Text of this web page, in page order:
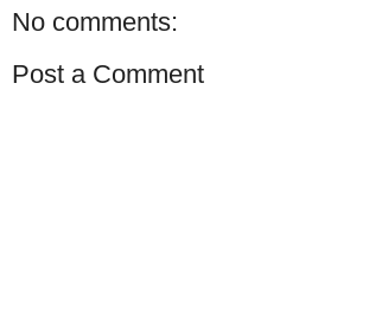
No comments:
Post a Comment